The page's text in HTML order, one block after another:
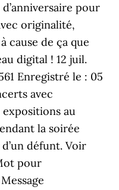
d’anniversaire pour
originalité,
cause de ça que
digital ! 12 juil.
Enregistré le : 05
avec
expositions au
la soirée
défunt. Voir
pour